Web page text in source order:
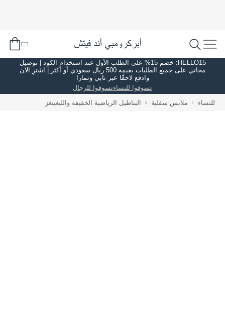
HELLO15: خصم 15% على الطلب الأول عند استخدام الكود | توصيل
مجاني على جميع الطلبات بقيمة 500 ريال سعودي أو أكثر | اشترِ الآن
وادفع لاحقًا عبر تابي وتمارا
تسوقوا للنساءتسوقوا للرجال
للنساء ملابس سفلية البناطيل الرياضية الخفيفة والليغينغز